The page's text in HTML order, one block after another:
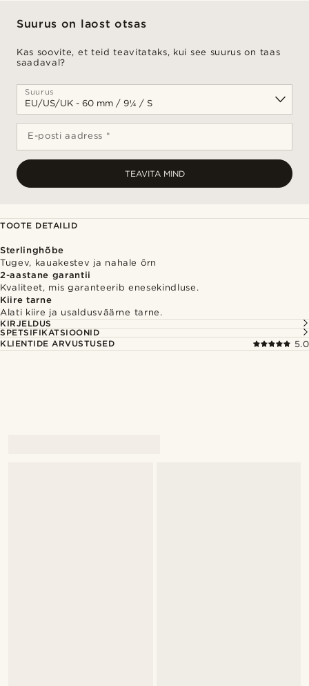
Suurus on laost otsas
Kas soovite, et teid teavitataks, kui see suurus on taas
saadaval?
Suurus
E-posti aadress *
TEAVITA MIND
TOOTE DETAILID
Sterlinghõbe
Tugev, kauakestev ja nahale õrn
2-aastane garantii
Kvaliteet, mis garanteerib enesekindluse.
Kiire tarne
Alati kiire ja usaldusväärne tarne.
KIRJELDUS
SPETSIFIKATSIOONID
KLIENTIDE ARVUSTUSED
5.0